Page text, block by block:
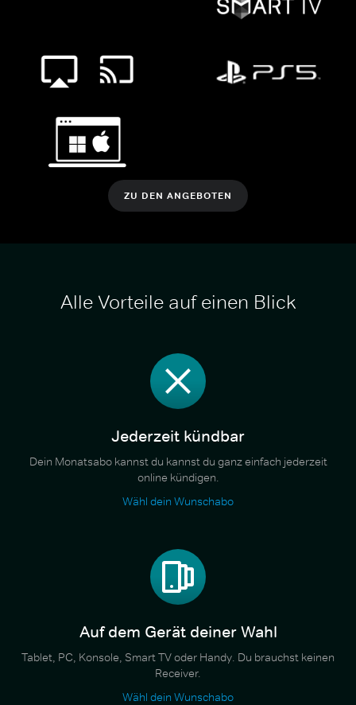
ZU DEN ANGEBOTEN
Alle Vorteile auf einen Blick
Jederzeit kündbar
Dein Monatsabo kannst du kannst du ganz einfach jederzeit
online kündigen.
Wähl dein Wunschabo
Auf dem Gerät deiner Wahl
Tablet, PC, Konsole, Smart TV oder Handy. Du brauchst keinen
Receiver.
Wähl dein Wunschabo